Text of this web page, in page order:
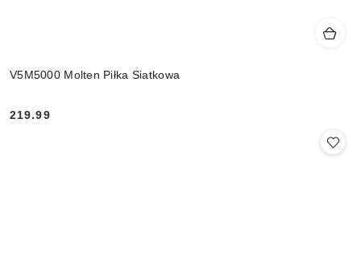
V5M5000 Molten Piłka Siatkowa
Cena:
219.99